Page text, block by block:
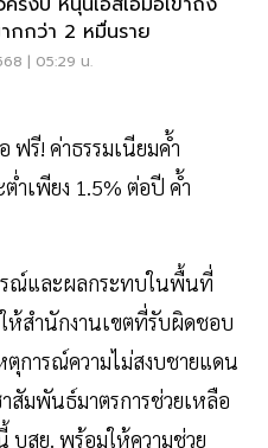
กกว่า 2 หมื่นราย
| 05:29 น.
ฟรี! ค่าธรรมเนียมค้ำ
ำเพียง 1.5% ต่อปี ค้ำ
รณ์และผลกระทบในพื้นที่
ห้สำนักงานเขตที่รับผิดชอบ
การณ์ความไม่สงบชายแดน
สัมพันธ์มาตรการช่วยเหลือ
บสย. พร้อมให้ความช่วย